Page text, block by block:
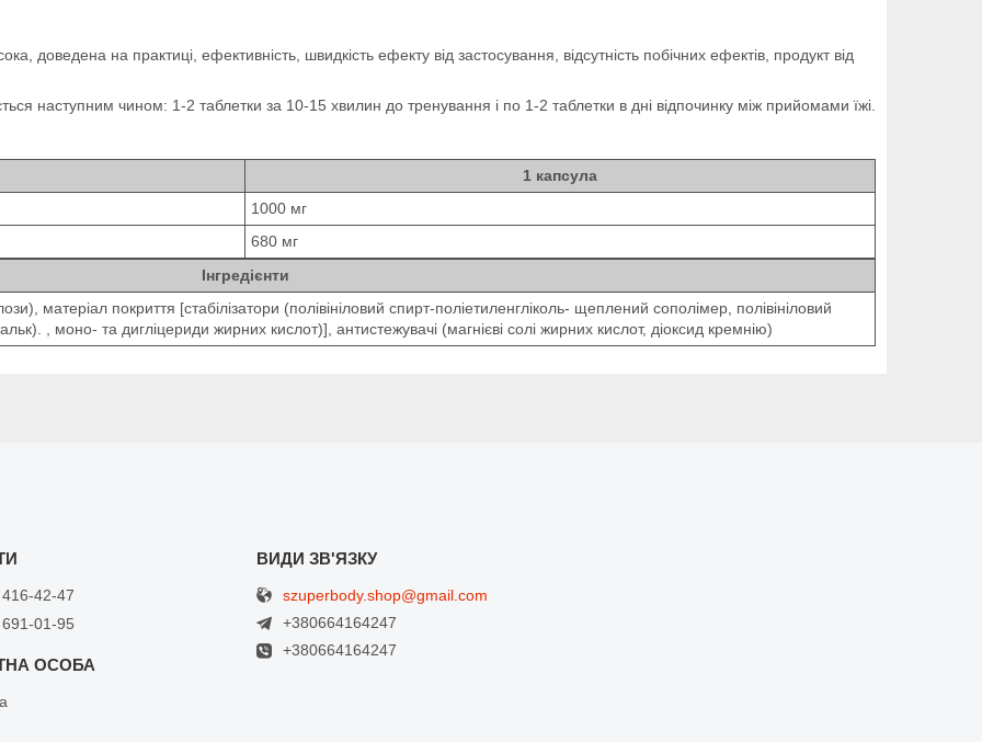
доведена на практиці, ефективність, швидкість ефекту від застосування, відсутність побічних ефектів, продукт від
наступним чином: 1-2 таблетки за 10-15 хвилин до тренування і по 1-2 таблетки в дні відпочинку між прийомами їжі.
1 капсула
1000 мг
680 мг
Інгредієнти
матеріал покриття [стабілізатори (полівініловий спирт-поліетиленгліколь- щеплений сополімер, полівініловий
, моно- та дигліцериди жирних кислот)], антистежувачі (магнієві солі жирних кислот, діоксид кремнію)
42-47
01-95
szuperbody.shop@gmail.com
+380664164247
+380664164247